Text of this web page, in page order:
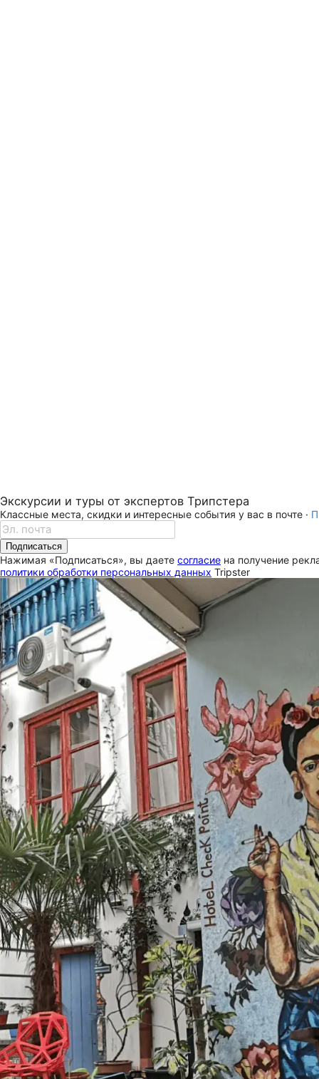
Экскурсии и туры от экспертов Трипстера
Классные места, скидки и интересные события у вас в почте ·
Подписаться
Нажимая «Подписаться», вы даете согласие на получение
политики обработки персональных данных Tripster